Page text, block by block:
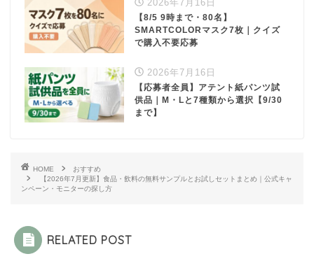
2026年7月16日
【8/5 9時まで・80名】
SMARTCOLORマスク7枚｜クイズ
で購入不要応募
2026年7月16日
【応募者全員】アテント紙パンツ試
供品｜M・Lと7種類から選択【9/30
まで】
HOME
おすすめ
【2026年7月更新】食品・飲料の無料サンプルとお試しセットまとめ｜公式キャ
ンペーン・モニターの探し方
RELATED POST